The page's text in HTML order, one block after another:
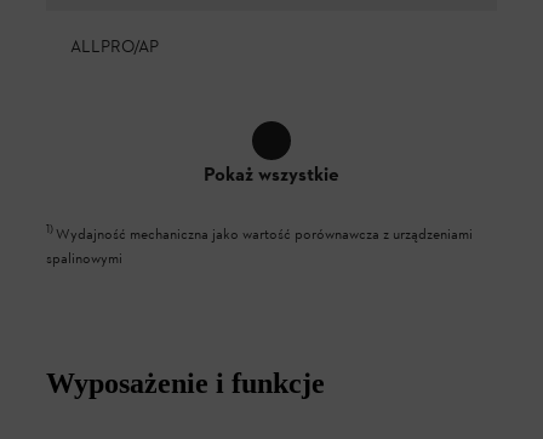
ALLPRO/AP
Pokaż wszystkie
1) Wydajność mechaniczna jako wartość porównawcza z urządzeniami
spalinowymi
Wyposażenie i funkcje